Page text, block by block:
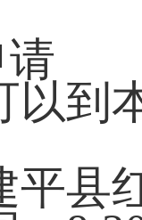
请
以到
平县